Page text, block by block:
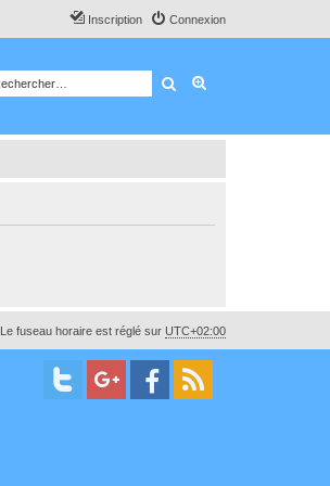
Connexion
Inscription
Rechercher
Le fuseau horaire est réglé sur UTC+02:00